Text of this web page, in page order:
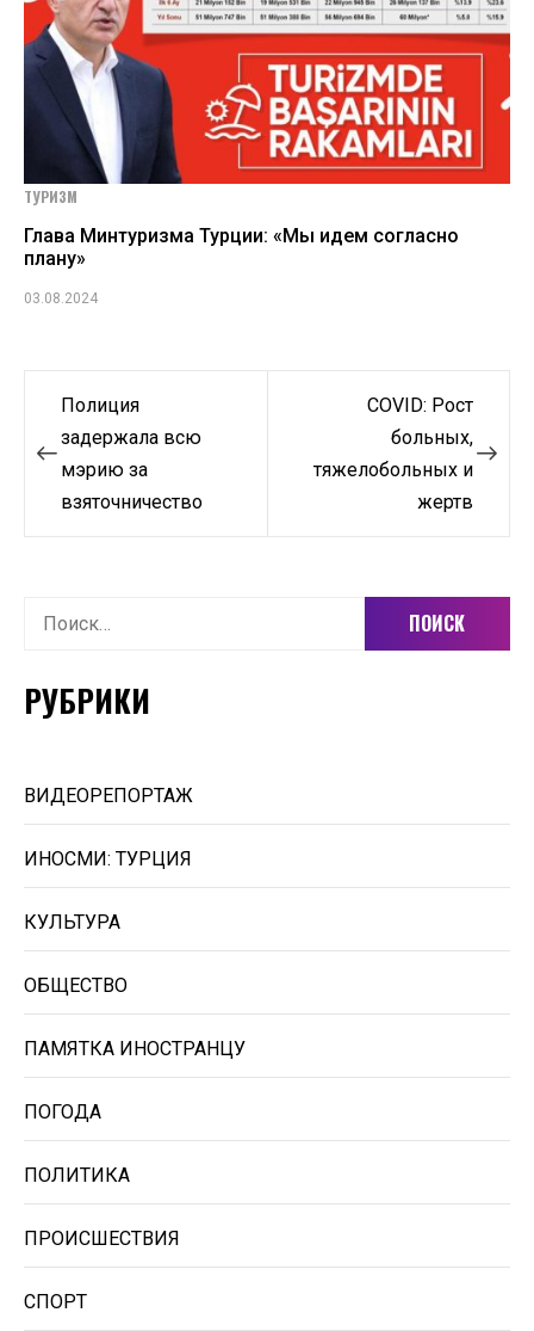
ТУРИЗМ
Глава Минтуризма Турции: «Мы идем согласно
плану»
03.08.2024
Навигация
по
записям
Полиция
задержала всю
мэрию за
взяточничество
COVID: Рост
больных,
тяжелобольных и
жертв
Найти:
РУБРИКИ
ВИДЕОРЕПОРТАЖ
ИНОСМИ: ТУРЦИЯ
КУЛЬТУРА
ОБЩЕСТВО
ПАМЯТКА ИНОСТРАНЦУ
ПОГОДА
ПОЛИТИКА
ПРОИСШЕСТВИЯ
СПОРТ